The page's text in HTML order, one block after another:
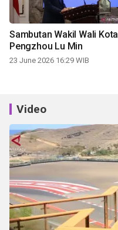
Sambutan Wakil Wali Kota
Pengzhou Lu Min
23 June 2026 16:29 WIB
Video